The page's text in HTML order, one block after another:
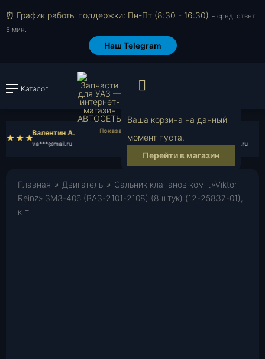
⏰ График работы поддержки: Пн-Пт (8:30 - 16:30) ~ сред. ответ
5 мин.
Наш Telegram
Каталог Войти или
Ваша корзина на данный
момент пуста.
Перейти в магазин
Валентин А.
va***@mail.ru vy***@rambler.ru
Главная » Двигатель » Сальник клапанов комп.»Viktor
Reinz» ЗМЗ-406 (ВАЗ-2101-2108) (8 штук) (12-25837-01),
к-т